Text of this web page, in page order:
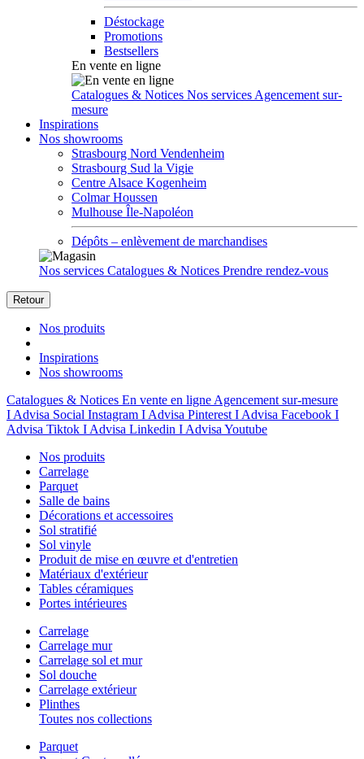
Déstockage
Promotions
Bestsellers
En vente en ligne
Catalogues & Notices Nos services Agencement sur-
mesure
Inspirations
Nos showrooms
Strasbourg Nord Vendenheim
Strasbourg Sud la Vigie
Centre Alsace Kogenheim
Colmar Houssen
Mulhouse Île-Napoléon
Dépôts – enlèvement de marchandises
Nos services Catalogues & Notices Prendre rendez-vous
Retour
Nos produits
Inspirations
Nos showrooms
Catalogues & Notices En vente en ligne Agencement sur-mesure
I Advisa Social Instagram I Advisa Pinterest I Advisa Facebook I
Advisa Tiktok I Advisa Linkedin I Advisa Youtube
Nos produits
Carrelage
Parquet
Salle de bains
Décorations et accessoires
Sol stratifié
Sol vinyle
Produit de mise en œuvre et d'entretien
Matériaux d'extérieur
Tables céramiques
Portes intérieures
Carrelage
Carrelage mur
Carrelage sol et mur
Sol douche
Carrelage extérieur
Plinthes
Toutes nos collections
Parquet